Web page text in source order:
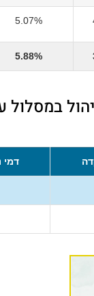
5.07%
5.88%
במסלול
דמי